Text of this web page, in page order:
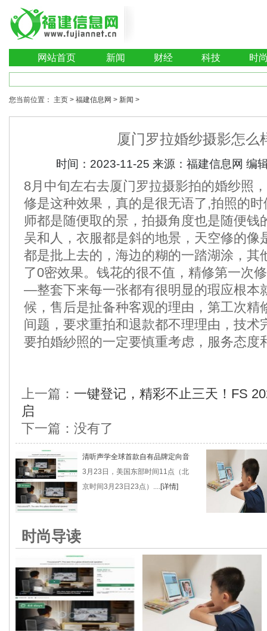
网站首页 新闻 财经 科技 时
您当前位置： 主页 > 福建信息网 > 新闻 >
厦门罗拉婚纱摄影怎么
时间： 2023-11-25 来源：福建信息网 编
8月中旬左右去厦门罗拉摄影拍的婚纱照
修是这种效果，真的是很无语了,拍照的
师都是随便取的景，拍摄角度也是随便钱
吴和人，衣服都是斜的地景，天空修的像
都是批上去的，海边的糊的一踏湖涂，其
了0密效果。钱花的很不值，精修第一次
—整套下来每一张都有很明显的瑕应根本
候，售后是扯备种客观的理由，第工次精
间题，要求重拍和退款都不理理由，技术
要拍婚紗照的一定要慎重考虑，服务态度
上一篇： 一键登记，精彩不止三天！FS
启
下一篇：没有了
清听声学全球首款自有品牌定向音
3月23日，美国东部时间11点（北
京时间3月23日23点）....[详情]
时尚导读